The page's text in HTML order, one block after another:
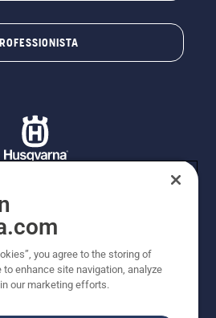
Tutti i diritti riservati. I prezzi
consigliati non vincolanti di
a meno che il prodotto non sia
diretto. Prezzi in CHF
8,1% e TRA. Con riserva di errori e
tecnologia, dotazione e prezzo.
you agree to the storing of
enhance site navigation, analyze
our marketing efforts.